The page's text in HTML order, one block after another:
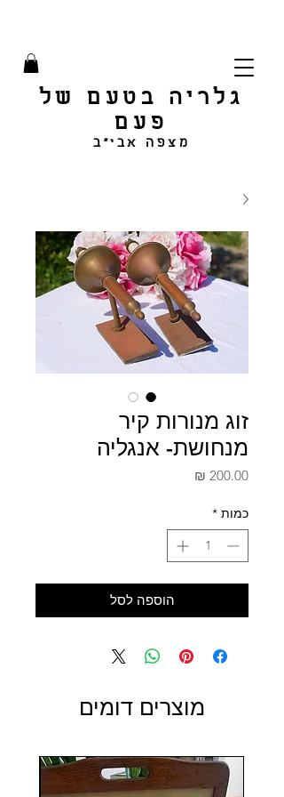
גלריה בטעם של
פעם
מצפה אבי"ב
זוג מנורות קיר
מנחושת- אנגליה
כמות *
הוספה לסל
מוצרים דומים